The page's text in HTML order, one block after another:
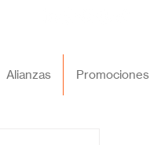
Alianzas Promociones